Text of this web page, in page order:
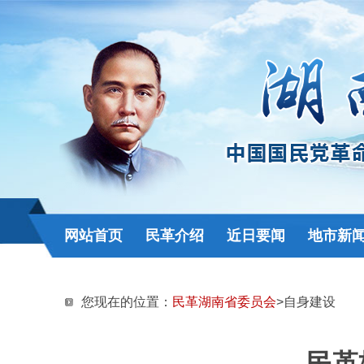
网站首页 民革介绍 近日要闻 地市新
您现在的位置： 民革湖南省委员会>自身建设